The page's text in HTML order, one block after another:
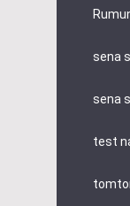
sena
sena
test